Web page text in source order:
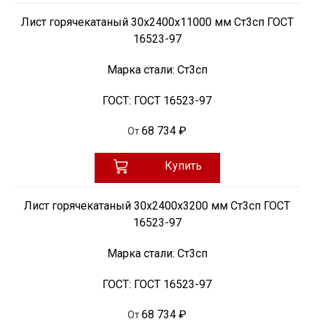
Лист горячекатаный 30х2400х11000 мм Ст3сп ГОСТ
16523-97
Марка стали: Ст3сп
ГОСТ: ГОСТ 16523-97
От68 734 ₽
Купить
Лист горячекатаный 30х2400х3200 мм Ст3сп ГОСТ
16523-97
Марка стали: Ст3сп
ГОСТ: ГОСТ 16523-97
От68 734 ₽